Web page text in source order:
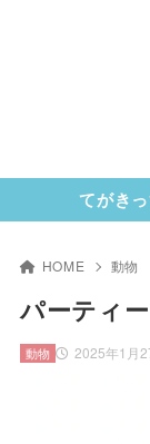
てがき
HOME 動物
パーティ
2025年1月
動物